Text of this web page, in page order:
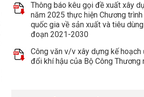
Thông báo kêu gọi đề xuất xây
năm 2025 thực hiện Chương
quốc gia về sản xuất và tiêu
đoạn 2021-2030
Công văn v/v xây dựng kế hoạch
đổi khí hậu của Bộ Công Thương